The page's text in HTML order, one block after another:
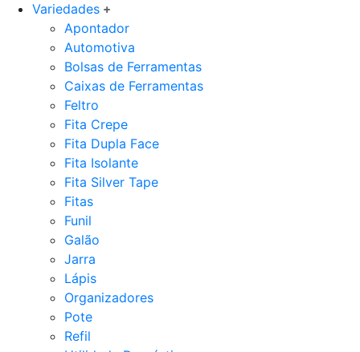
Variedades
Apontador
Automotiva
Bolsas de Ferramentas
Caixas de Ferramentas
Feltro
Fita Crepe
Fita Dupla Face
Fita Isolante
Fita Silver Tape
Fitas
Funil
Galão
Jarra
Lápis
Organizadores
Pote
Refil